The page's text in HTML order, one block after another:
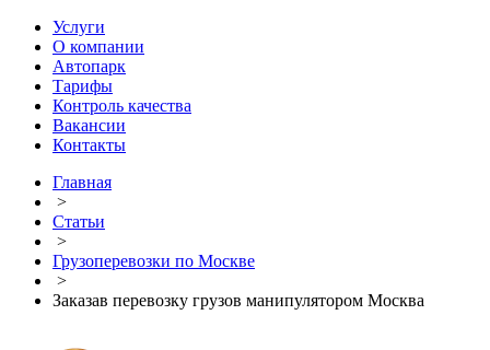
Услуги
О компании
Автопарк
Тарифы
Контроль качества
Вакансии
Контакты
Главная
>
Статьи
>
Грузоперевозки по Москве
>
Заказав перевозку грузов манипулятором Москва